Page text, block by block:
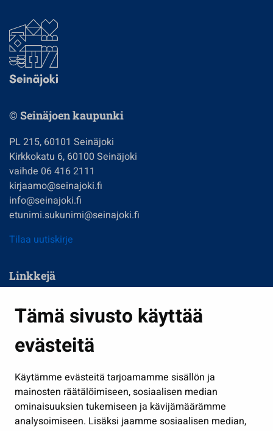
Tämä sivusto käyttää
evästeitä
Käytämme evästeitä tarjoamamme sisällön ja
mainosten räätälöimiseen, sosiaalisen median
ominaisuuksien tukemiseen ja kävijämäärämme
analysoimiseen. Lisäksi jaamme sosiaalisen median,
© Seinäjoen kaupunki
PL 215, 60101 Seinäjoki
Kirkkokatu 6, 60100 Seinäjoki
vaihde 06 416 2111
kirjaamo@seinajoki.fi
info@seinajoki.fi
etunimi.sukunimi@seinajoki.fi
Tilaa uutiskirje
Linkkejä
Kasvatus ja opetus
Kulttuuri ja liikunta
Työ ja yrittäminen
Osallistu ja asioi
Näytä omat evästeasetukseni